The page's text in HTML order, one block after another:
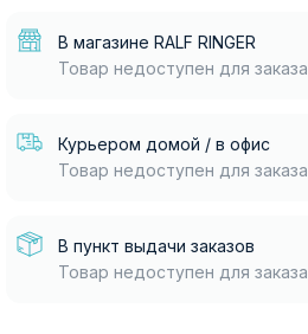
В магазине RALF RINGER
Товар недоступен для заказа
Курьером домой / в офис
Товар недоступен для заказа
В пункт выдачи заказов
Товар недоступен для заказа